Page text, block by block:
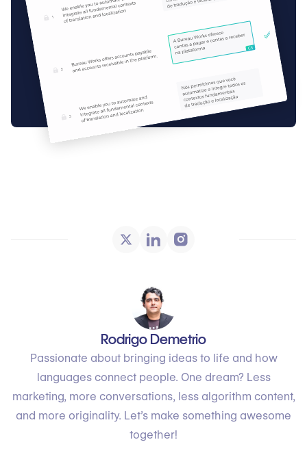
Rodrigo Demetrio
Passionate about bringing ideas to life and how
languages connect people. One dream? Less
marketing, more conversations, less algorithm content,
and more originality. Let’s make something awesome
together!